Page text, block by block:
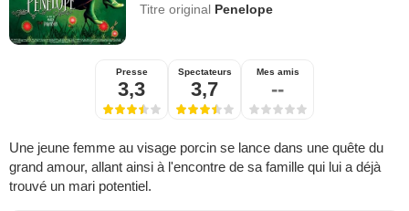
Titre original Penelope
Presse
3,3
Spectateurs
3,7
Mes amis
--
Une jeune femme au visage porcin se lance dans une quête du
grand amour, allant ainsi à l'encontre de sa famille qui lui a déjà
trouvé un mari potentiel.